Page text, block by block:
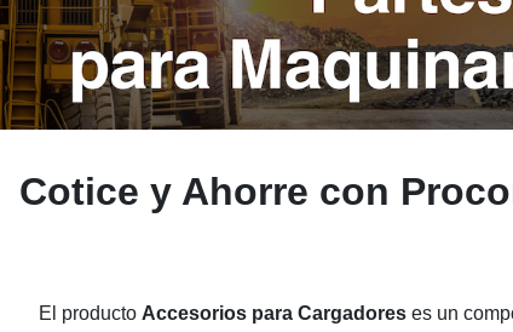
Cotice y Ahorre con
El producto Accesorios para Cargadores es un